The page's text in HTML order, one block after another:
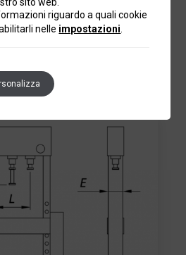
550 500
riguardo a quali cookie
nelle impostazioni